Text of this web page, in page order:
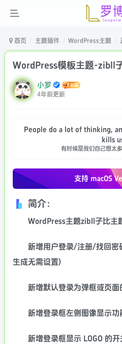
首页 主题插件 WordPress主题
WordPress模板主题-zibll
小罗
4年前更新
People do a lot of thinking,
kills
有时候是我们自己想太
支持 macOS
简介：
WordPress主题zibll子比主
新增用户登录/注册/找回密
生成无需设置)
新增默认登录为弹框或页面
新增登录框左侧图像显示功
新增登录框显示 LOGO 的